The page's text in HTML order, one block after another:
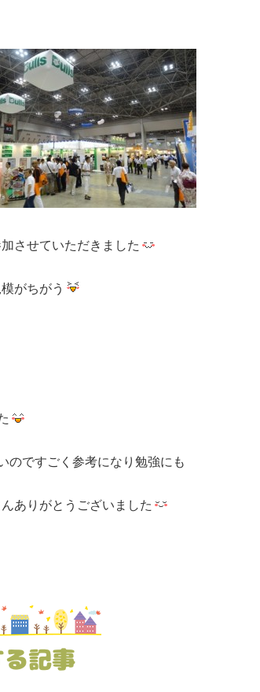
させていただきました
模がちがう
のですごく参考になり勉強にも
ありがとうございました
記事